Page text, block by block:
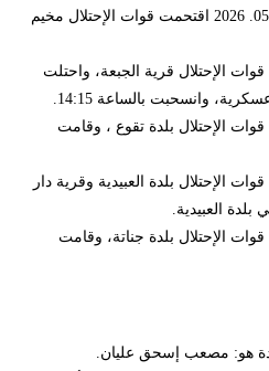
1. الساعة 02:00 يوم 19. 05. 2026 اقتحمت قوات الإحتلال مخيم
اقتحمت قوات الإحتلال قرية الجبعة، واحتلت
وانسحبت بالساعة 14:15.
اقتحمت قوات الإحتلال بلدة تقوع ، وقامت
اقتحمت قوات الإحتلال بلدة العبيدية وقرية دار
العبيدية.
اقتحمت قوات الإحتلال بلدة جناتة، وقامت